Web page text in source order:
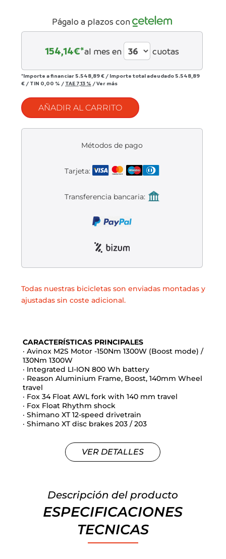
Mantenimiento de bicicletas
Págalo a plazos con
154,14€*al mes en cuotas
*Importe a financiar 5.548,89 € / Importe total adeudado 5.548,89
€ / TIN 0,00 % / TAE 7,13 % /Ver más
AÑADIR AL CARRITO
Métodos de pago
Tarjeta:
Transferencia bancaria:
Todas nuestras bicicletas son enviadas montadas y
ajustadas sin coste adicional.
CARACTERÍSTICAS PRINCIPALES
· Avinox M2S Motor -150Nm 1300W (Boost mode) /
130Nm 1300W
· Integrated LI-ION 800 Wh battery
· Reason Aluminium Frame, Boost, 140mm Wheel
travel
· Fox 34 Float AWL fork with 140 mm travel
· Fox Float Rhythm shock
· Shimano XT 12-speed drivetrain
· Shimano XT disc brakes 203 / 203
VER DETALLES
Descripción del producto
ESPECIFICACIONES
TECNICAS